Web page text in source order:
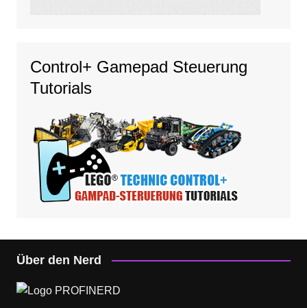
Control+ Gamepad Steuerung
Tutorials
Über den Nerd